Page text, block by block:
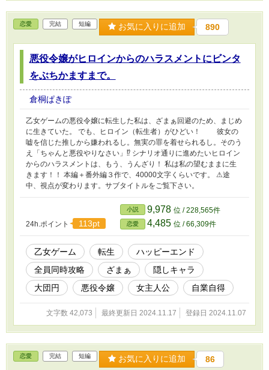
恋愛 完結 短編 お気に入りに追加 890
悪役令嬢がヒロインからのハラスメントにビンタ
をぶちかますまで。
倉桐ぱきぽ
乙女ゲームの悪役令嬢に転生した私は、ざまぁ回避のため、まじめ
に生きていた。 でも、ヒロイン（転生者）がひどい！ 彼女の
嘘を信じた推しから嫌われるし。無実の罪を着せられるし。そのう
え「ちゃんと悪役やりなさい」⁉ シナリオ通りに進めたいヒロイン
からのハラスメントは、もう、うんざり！ 私は私の望むままに生
きます！！ 本編＋番外編３作で、40000文字くらいです。 ⚠途
中、視点が変わります。サブタイトルをご覧下さい。
24h.ポイント 113pt
小説 9,978 位 / 228,565件
恋愛 4,485 位 / 66,309件
乙女ゲーム 転生
ハッピーエンド
全員同時攻略
ざまぁ
隠しキャラ
大団円
悪役令嬢 女主人公 自業自得
文字数 42,073 最終更新日 2024.11.17 登録日 2024.11.07
恋愛 完結 短編 お気に入りに追加 86